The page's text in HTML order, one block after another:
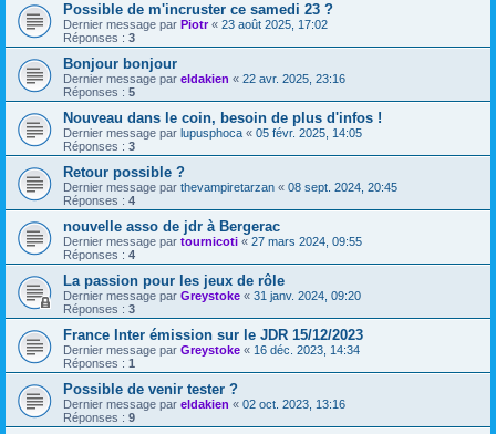
Possible de m'incruster ce samedi 23 ?
Dernier message par Piotr« 23 août 2025, 17:02
Réponses : 3
Bonjour bonjour
Dernier message par eldakien « 22 avr. 2025, 23:16
Réponses : 5
Nouveau dans le coin, besoin de plus d'infos !
Dernier message par lupusphoca « 05 févr. 2025, 14:05
Réponses : 3
Retour possible ?
Dernier message par thevampiretarzan « 08 sept. 2024, 20:45
Réponses : 4
nouvelle asso de jdr à Bergerac
Dernier message par tournicoti « 27 mars 2024, 09:55
Réponses : 4
La passion pour les jeux de rôle
Dernier message par Greystoke « 31 janv. 2024, 09:20
Réponses : 3
France Inter émission sur le JDR 15/12/2023
Dernier message par Greystoke « 16 déc. 2023, 14:34
Réponses : 1
Possible de venir tester ?
Dernier message par eldakien « 02 oct. 2023, 13:16
Réponses : 9